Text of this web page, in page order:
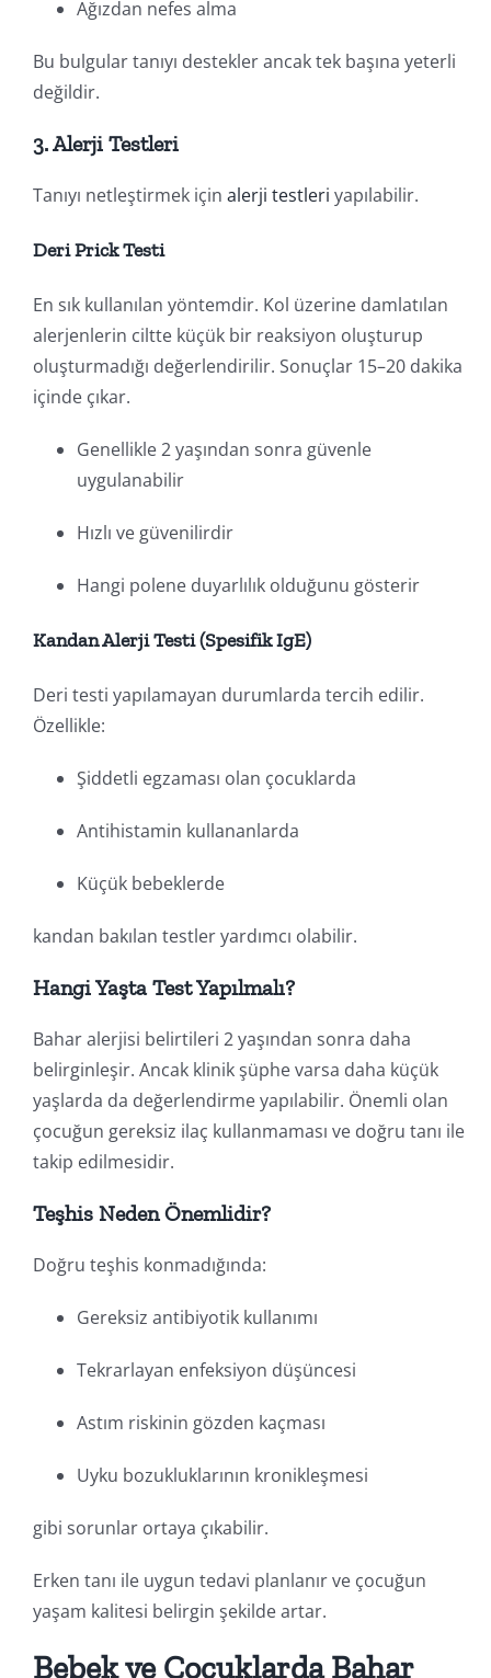
Ağızdan nefes alma
Bu bulgular tanıyı destekler ancak tek başına yeterli
değildir.
3. Alerji Testleri
Tanıyı netleştirmek için alerji testleri yapılabilir.
Deri Prick Testi
En sık kullanılan yöntemdir. Kol üzerine damlatılan
alerjenlerin ciltte küçük bir reaksiyon oluşturup
oluşturmadığı değerlendirilir. Sonuçlar 15–20 dakika
içinde çıkar.
Genellikle 2 yaşından sonra güvenle
uygulanabilir
Hızlı ve güvenilirdir
Hangi polene duyarlılık olduğunu gösterir
Kandan Alerji Testi (Spesifik IgE)
Deri testi yapılamayan durumlarda tercih edilir.
Özellikle:
Şiddetli egzaması olan çocuklarda
Antihistamin kullananlarda
Küçük bebeklerde
kandan bakılan testler yardımcı olabilir.
Hangi Yaşta Test Yapılmalı?
Bahar alerjisi belirtileri 2 yaşından sonra daha
belirginleşir. Ancak klinik şüphe varsa daha küçük
yaşlarda da değerlendirme yapılabilir. Önemli olan
çocuğun gereksiz ilaç kullanmaması ve doğru tanı ile
takip edilmesidir.
Teşhis Neden Önemlidir?
Doğru teşhis konmadığında:
Gereksiz antibiyotik kullanımı
Tekrarlayan enfeksiyon düşüncesi
Astım riskinin gözden kaçması
Uyku bozukluklarının kronikleşmesi
gibi sorunlar ortaya çıkabilir.
Erken tanı ile uygun tedavi planlanır ve çocuğun
yaşam kalitesi belirgin şekilde artar.
Bebek ve Çocuklarda Bahar